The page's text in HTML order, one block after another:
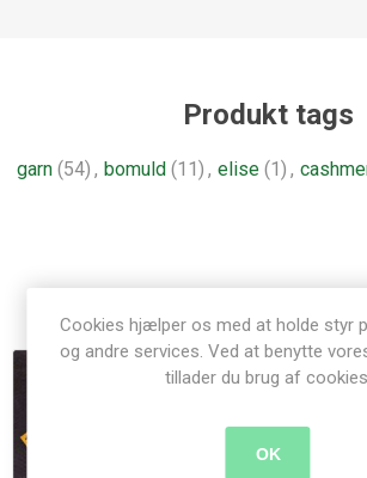
Produkt tags
garn (54) , bomuld (11) , elise (1) ,
Cookies hjælper os med at holde styr
og andre services. Ved at benytte
tillader du brug af
OK